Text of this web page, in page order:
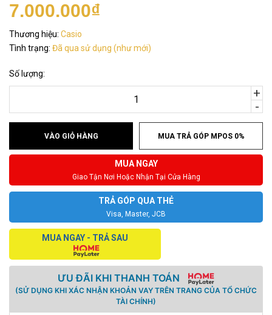
7.000.000₫
Thương hiệu: Casio
Tình trạng: Đã qua sử dụng (như mới)
Số lượng:
-
+
VÀO GIỎ HÀNG MUA TRẢ GÓP MPOS 0%
MUA NGAY
Giao Tận Nơi Hoặc Nhận Tại Cửa Hàng
TRẢ GÓP QUA THẺ
Visa, Master, JCB
MUA NGAY - TRẢ SAU
ƯU ĐÃI KHI THANH TOÁN
(SỬ DỤNG KHI XÁC NHẬN KHOẢN VAY TRÊN TRANG CỦA TỔ CHỨC
TÀI CHÍNH)